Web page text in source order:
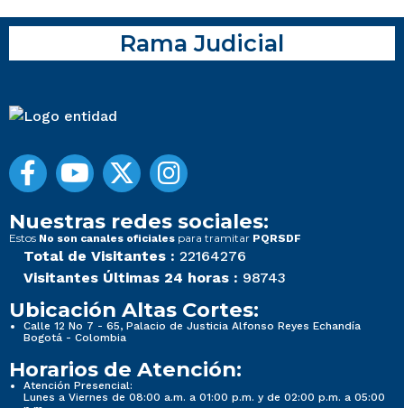
Rama Judicial
Nuestras redes sociales:
Estos No son canales oficiales para tramitar PQRSDF
Total de Visitantes : 22164276
Visitantes Últimas 24 horas : 98743
Ubicación Altas Cortes:
Calle 12 No 7 - 65, Palacio de Justicia Alfonso Reyes Echandía
Bogotá - Colombia
Horarios de Atención:
Atención Presencial:
Lunes a Viernes de 08:00 a.m. a 01:00 p.m. y de 02:00 p.m. a 05:00